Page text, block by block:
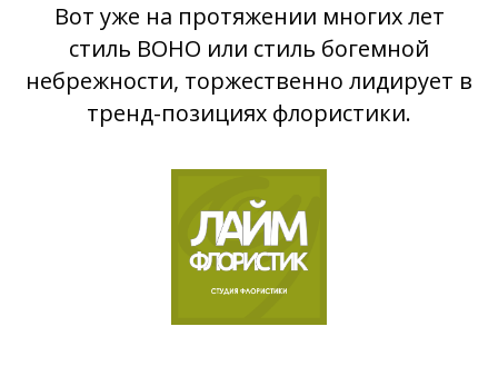
Вот уже на протяжении многих лет
стиль BOHO или стиль богемной
небрежности, торжественно лидирует в
тренд-позициях флористики.